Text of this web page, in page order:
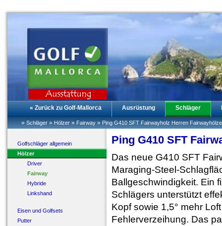
« Zurück zu Golf-Mallorca Ausrüstung Schläger
» Schläger » Hölzer » Fairway » Ping G410 SFT Fairwayholz Herren
Golfschläger allgemein
Hölzer
Driver
Fairway
Hybride
Linkshand
Eisen und Golfsets
Putter
Ping G410 SFT
Das neue G410 SFT
Maraging-Steel-
Ballgeschwindigkeit. Ein
Schlägers unterstützt
Kopf sowie 1,5° mehr
Fehlerverzeihung. Das